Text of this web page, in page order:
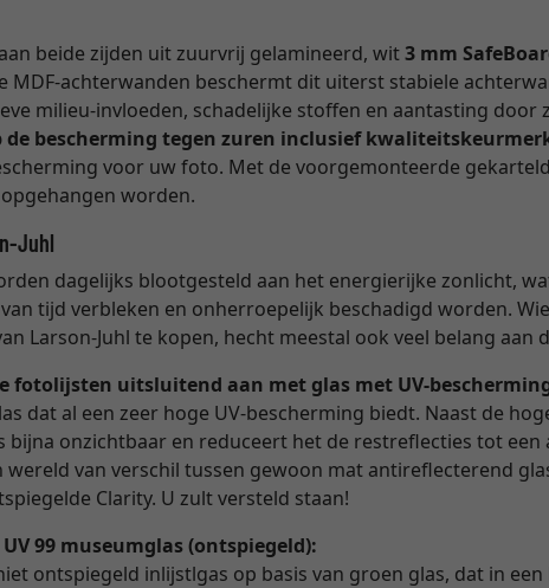
beide zijden uit zuurvrij gelamineerd, wit3 mm
MDF-achterwanden beschermt dit uiterst stabiele
milieu-invloeden, schadelijke stoffen en aantasting door
de bescherming tegen zuren inclusief
voor uw foto. Met de voorgemonteerde
worden.
Juhl
dagelijks blootgesteld aan het energierijke zonlicht,
tijd verbleken en onherroepelijk beschadigd worden.
Larson-Juhl te kopen, hecht meestal ook veel belang aan
fotolijsten uitsluitend aan met glas met UV-
dat al een zeer hoge UV-bescherming biedt. Naast de
bijna onzichtbaar en reduceert het de restreflecties tot
wereld van verschil tussen gewoon mat antireflecterend
Clarity. U zult versteld staan!
99 museumglas (ontspiegeld):
ontspiegeld inlijstlgas op basis van groen glas, dat in